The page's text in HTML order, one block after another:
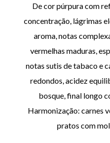
De cor púrpura com
concentração, lágrimas
aroma, notas
vermelhas maduras,
notas sutis de tabaco e
redondos, acidez
bosque, final longo
Harmonização: carnes
pratos com